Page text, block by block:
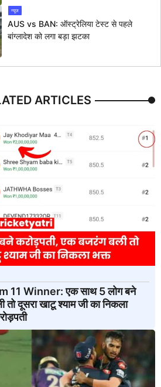
न्यूज
AUS vs BAN: ऑस्ट्रेलिया टेस्ट से पहले
बांग्लादेश को लगा बड़ा झटका
ARTICLES
11 Winner: एक साथ 5 लोग बने
दूसरा खाटू श्याम जी का निकला